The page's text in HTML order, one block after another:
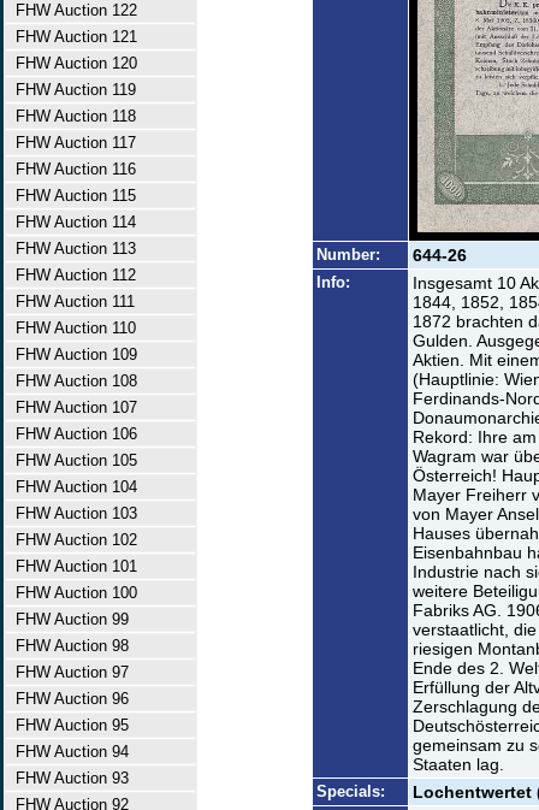
FHW Auction 122
FHW Auction 121
FHW Auction 120
FHW Auction 119
FHW Auction 118
FHW Auction 117
FHW Auction 116
FHW Auction 115
FHW Auction 114
FHW Auction 113
FHW Auction 112
FHW Auction 111
FHW Auction 110
FHW Auction 109
FHW Auction 108
FHW Auction 107
FHW Auction 106
FHW Auction 105
FHW Auction 104
FHW Auction 103
FHW Auction 102
FHW Auction 101
FHW Auction 100
FHW Auction 99
FHW Auction 98
FHW Auction 97
FHW Auction 96
FHW Auction 95
FHW Auction 94
FHW Auction 93
FHW Auction 92
Number: 644-26
Info:
Insgesamt 10
1844, 1852,
1872 brachten
Gulden.
Aktien. Mit
(Hauptlinie:
Ferdinands-
Rekord: Ihre
Wagram war
Österreich!
Mayer Freiherr
von Mayer
Hauses
Eisenbahnbau
Industrie nach
weitere
Fabriks AG.
verstaatlicht,
riesigen
Ende des 2.
Erfüllung der
Zerschlagung
gemeinsam zu
Staaten lag.
Specials: Lochentwertet